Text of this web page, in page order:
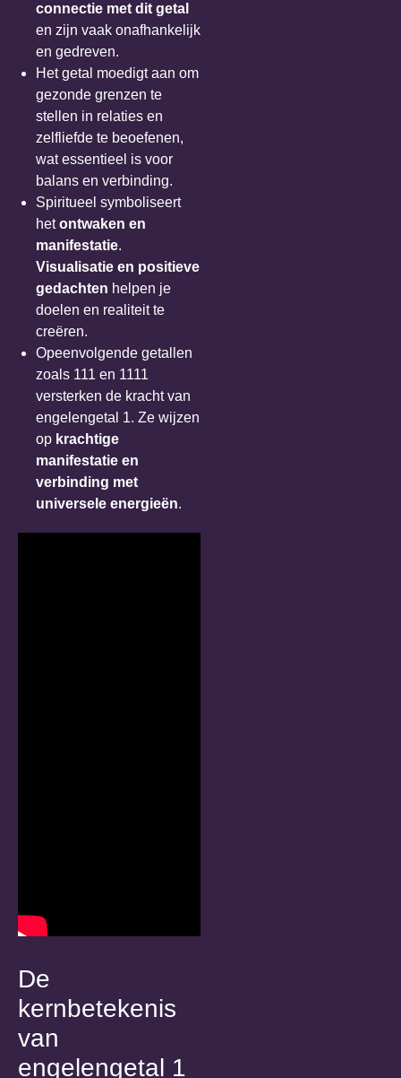
connectie met dit getal
en zijn vaak onafhankelijk
en gedreven.
Het getal moedigt aan om
gezonde grenzen te
stellen in relaties en
zelfliefde te beoefenen,
wat essentieel is voor
balans en verbinding.
Spiritueel symboliseert
hetontwaken en
manifestatie.
Visualisatie en positieve
gedachten helpen je
doelen en realiteit te
creëren.
Opeenvolgende getallen
zoals 111 en 1111
versterken de kracht van
engelengetal 1. Ze wijzen
op krachtige
manifestatie en
verbinding met
universele energieën.
De
kernbetekenis
van
engelengetal 1